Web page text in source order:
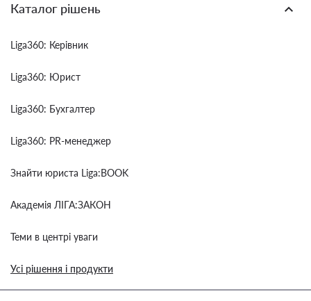
Каталог рішень
Liga360: Керівник
Liga360: Юрист
Liga360: Бухгалтер
Liga360: PR-менеджер
Знайти юриста Liga:BOOK
Академія ЛІГА:ЗАКОН
Теми в центрі уваги
Усі рішення і продукти